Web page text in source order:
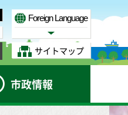
Foreign Language
Select Language
サイトマップ
市政情報